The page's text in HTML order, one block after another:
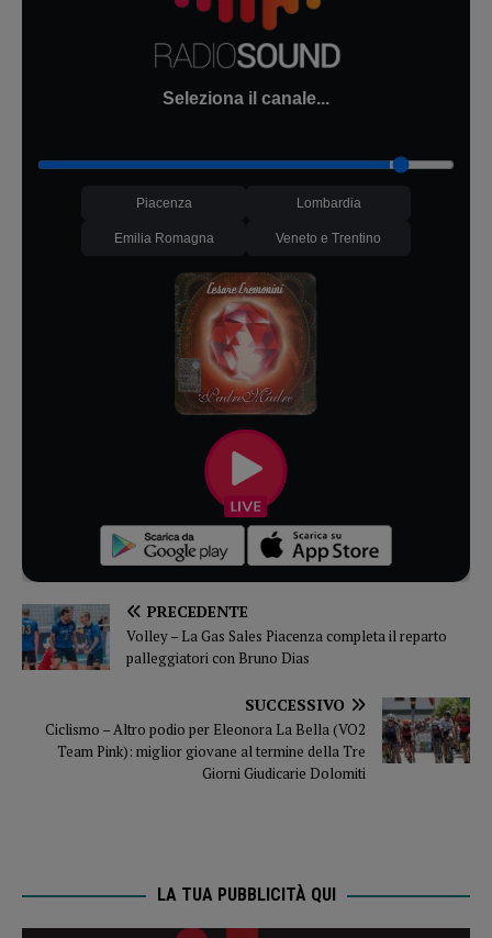
Seleziona il canale...
Piacenza Lombardia
Emilia Romagna Veneto e Trentino
PRECEDENTE
Volley – La Gas Sales Piacenza completa il reparto
palleggiatori con Bruno Dias
SUCCESSIVO
Ciclismo – Altro podio per Eleonora La Bella (VO2
Team Pink): miglior giovane al termine della Tre
Giorni Giudicarie Dolomiti
LA TUA PUBBLICITÀ QUI